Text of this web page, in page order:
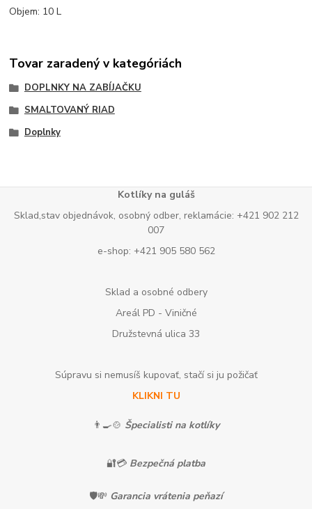
Objem: 10 L
Tovar zaradený v kategóriách
DOPLNKY NA ZABÍJAČKU
SMALTOVANÝ RIAD
Doplnky
Kotlíky na guláš
Sklad,stav objednávok, osobný odber, reklamácie: +421 902 212
007
e-shop: +421 905 580 562
Sklad a osobné odbery
Areál PD - Viničné
Družstevná ulica 33
Súpravu si nemusíš kupovať, stačí si ju požičať
KLIKNI TU
👨‍🍳🍲 Špecialisti na kotlíky
🔐💳 Bezpečná platba
🛡️💸 Garancia vrátenia peňazí